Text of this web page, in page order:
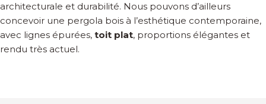
architecturale et durabilité. Nous pouvons d’ailleurs
concevoir une pergola bois à l’esthétique contemporaine,
avec lignes épurées, toit plat, proportions élégantes et
rendu très actuel.